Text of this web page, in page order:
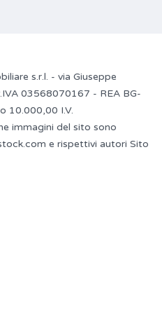
s.r.l. - via Giuseppe
03568070167 - REA BG-
10.000,00 I.V.
immagini del sito sono
e rispettivi autori Sito